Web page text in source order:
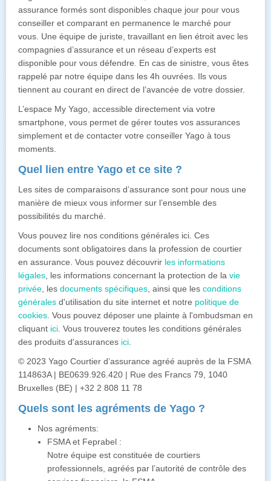
assurance formés sont disponibles chaque jour pour vous
conseiller et comparant en permanence le marché pour
vous. Une équipe de juriste, travaillant en lien étroit avec les
compagnies d’assurance et un réseau d’experts est
disponible pour vous défendre. En cas de sinistre, vous êtes
rappelé par notre équipe dans les 4h ouvrées. Ils vous
tiennent au courant en direct de l’avancée de votre dossier.
L’espace My Yago, accessible directement via votre
smartphone, vous permet de gérer toutes vos assurances
simplement et de contacter votre conseiller Yago à tous
moments.
Quel lien entre Yago et ce site ?
Les sites de comparaisons d’assurance sont pour nous une
manière de mieux vous informer sur l’ensemble des
possibilités du marché.
Vous pouvez lire nos conditions générales ici. Ces
documents sont obligatoires dans la profession de courtier
en assurance. Vous pouvez découvrir les informations
légales , les informations concernant la protection de la vie
privée , les documents spécifiques , ainsi que les conditions
générales d'utilisation du site internet et notre politique de
cookies . Vous pouvez déposer une plainte à l'ombudsman en
cliquant ici . Vous trouverez toutes les conditions générales
des produits d'assurances ici
© 2023 Yago Courtier d’assurance agréé auprès de la FSMA
114863A | BE0639.926.420 | Rue des Francs 79, 1040
Bruxelles (BE) | +32 2 808 11 78
Quels sont les agréments de Yago ?
Nos agréments:
FSMA et Feprabel :
Notre équipe est constituée de courtiers
professionnels, agréés par l’autorité de contrôle des